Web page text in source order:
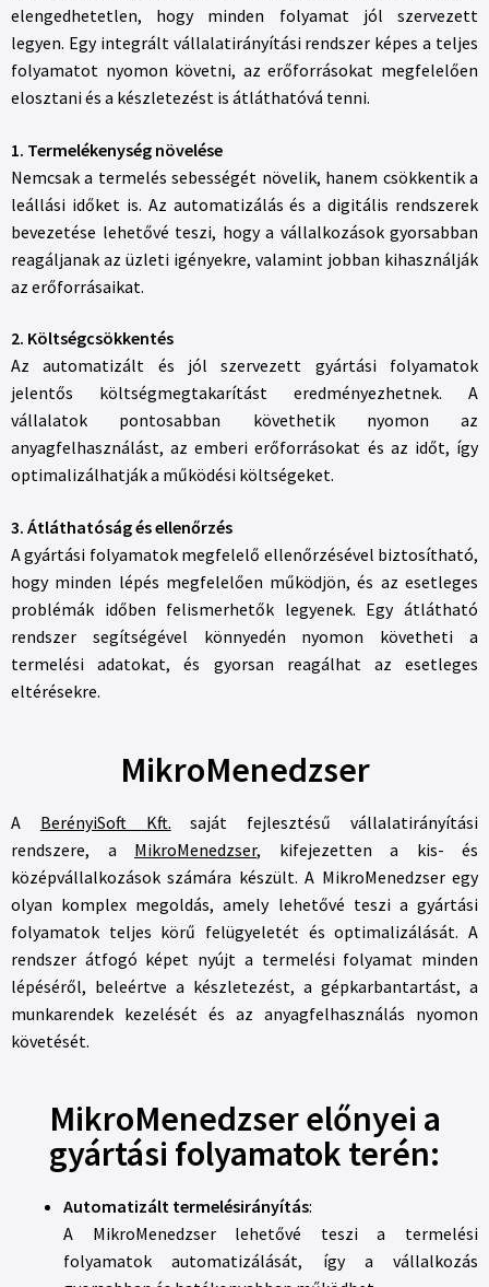
elengedhetetlen, hogy minden folyamat jól szervezett
legyen. Egy integrált vállalatirányítási rendszer képes a teljes
folyamatot nyomon követni, az erőforrásokat megfelelően
elosztani és a készletezést is átláthatóvá tenni.
1. Termelékenység növelése
Nemcsak a termelés sebességét növelik, hanem csökkentik a
leállási időket is. Az automatizálás és a digitális rendszerek
bevezetése lehetővé teszi, hogy a vállalkozások gyorsabban
reagáljanak az üzleti igényekre, valamint jobban kihasználják
az erőforrásaikat.
2. Költségcsökkentés
Az automatizált és jól szervezett gyártási folyamatok
jelentős költségmegtakarítást eredményezhetnek. A
vállalatok pontosabban követhetik nyomon az
anyagfelhasználást, az emberi erőforrásokat és az időt, így
optimalizálhatják a működési költségeket.
3. Átláthatóság és ellenőrzés
A gyártási folyamatok megfelelő ellenőrzésével biztosítható,
hogy minden lépés megfelelően működjön, és az esetleges
problémák időben felismerhetők legyenek. Egy átlátható
rendszer segítségével könnyedén nyomon követheti a
termelési adatokat, és gyorsan reagálhat az esetleges
eltérésekre.
MikroMenedzser
A BerényiSoft Kft. saját fejlesztésű vállalatirányítási
rendszere, a MikroMenedzser, kifejezetten a kis- és
középvállalkozások számára készült. A MikroMenedzser egy
olyan komplex megoldás, amely lehetővé teszi a gyártási
folyamatok teljes körű felügyeletét és optimalizálását. A
rendszer átfogó képet nyújt a termelési folyamat minden
lépéséről, beleértve a készletezést, a gépkarbantartást, a
munkarendek kezelését és az anyagfelhasználás nyomon
követését.
MikroMenedzser előnyei a
gyártási folyamatok terén:
Automatizált termelésirányítás:
A MikroMenedzser lehetővé teszi a termelési
folyamatok automatizálását, így a vállalkozás